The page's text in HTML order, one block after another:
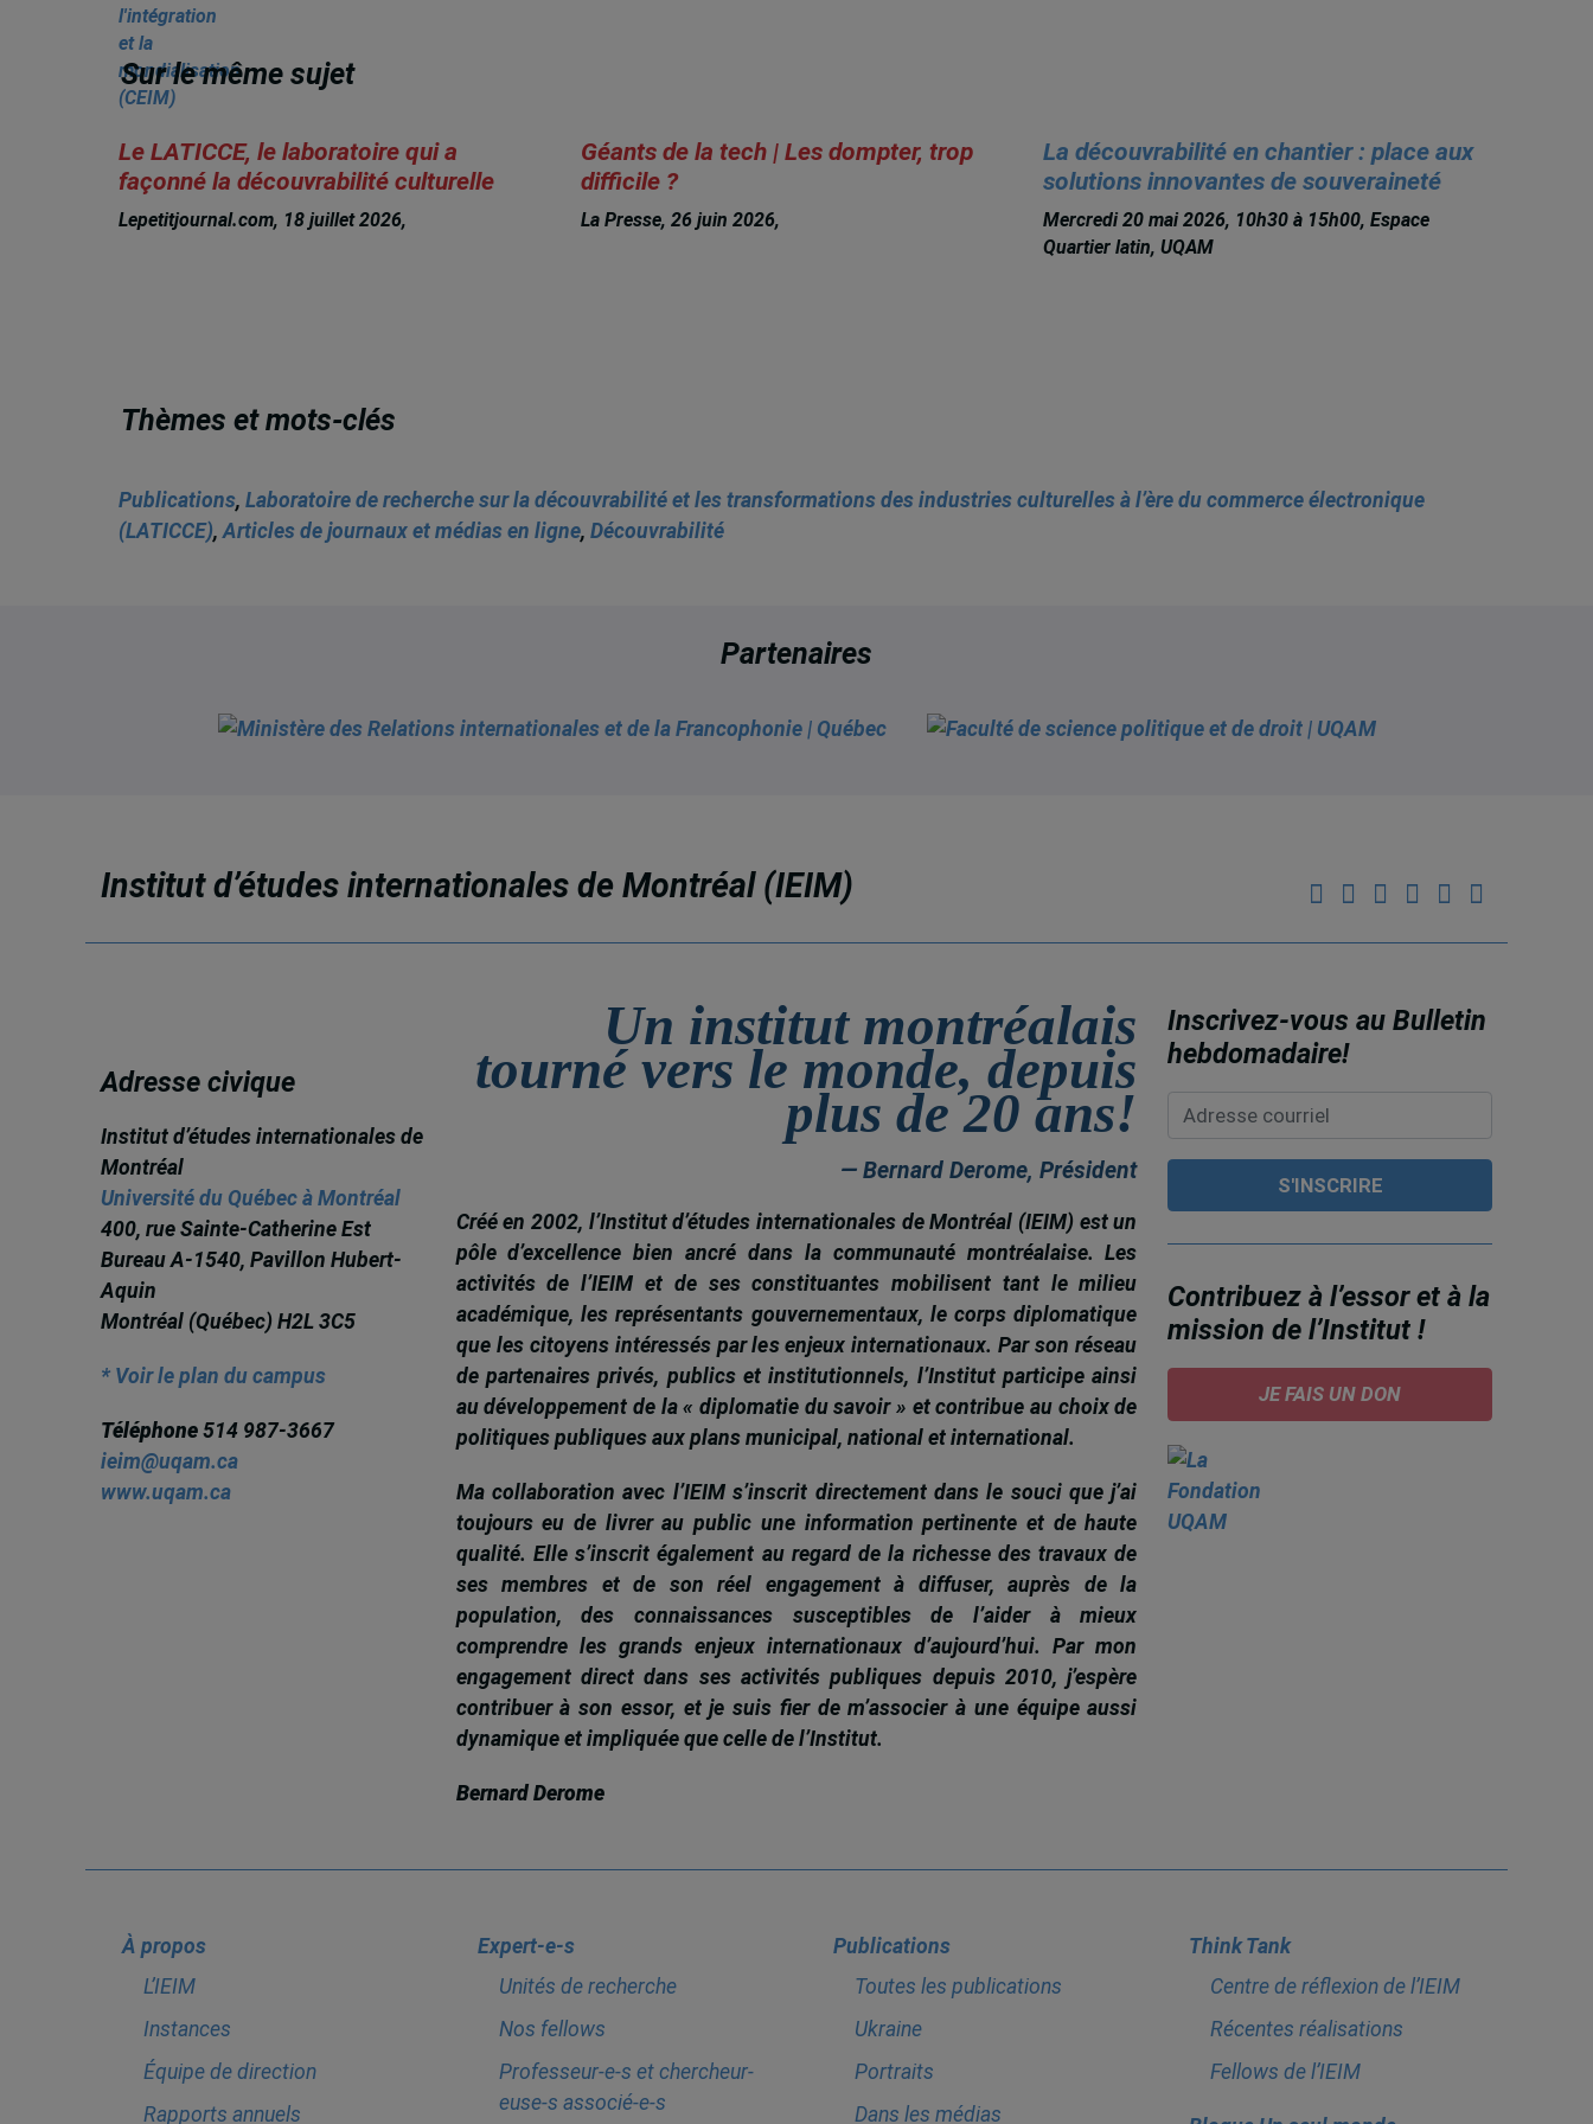
Sur le même sujet
Le LATICCE, le laboratoire qui a
façonné la découvrabilité culturelle
Lepetitjournal.com, 18 juillet 2026,
Géants de la tech | Les dompter, trop
difficile ?
La Presse, 26 juin 2026,
La découvrabilité en chantier : place aux
solutions innovantes de souveraineté
Mercredi 20 mai 2026, 10h30 à 15h00, Espace
Quartier latin, UQAM
Thèmes et mots-clés
Publications, Laboratoire de recherche sur la découvrabilité et les transformations des industries culturelles à l’ère du commerce électronique
(LATICCE), Articles de journaux et médias en ligne, Découvrabilité
Partenaires
Institut d’études internationales de Montréal (IEIM)
Adresse civique
Institut d’études internationales de
Montréal
Université du Québec à Montréal
400, rue Sainte-Catherine Est
Bureau A-1540, Pavillon Hubert-
Aquin
Montréal (Québec) H2L 3C5
* Voir le plan du campus
Téléphone 514 987-3667
ieim@uqam.ca
www.uqam.ca
Un institut montréalais
tourné vers le monde, depuis
plus de 20 ans!
— Bernard Derome, Président
Créé en 2002, l’Institut d’études internationales de Montréal (IEIM) est un
pôle d’excellence bien ancré dans la communauté montréalaise. Les
activités de l’IEIM et de ses constituantes mobilisent tant le milieu
académique, les représentants gouvernementaux, le corps diplomatique
que les citoyens intéressés par les enjeux internationaux. Par son réseau
de partenaires privés, publics et institutionnels, l’Institut participe ainsi
au développement de la « diplomatie du savoir » et contribue au choix de
politiques publiques aux plans municipal, national et international.
Ma collaboration avec l’IEIM s’inscrit directement dans le souci que j’ai
toujours eu de livrer au public une information pertinente et de haute
qualité. Elle s’inscrit également au regard de la richesse des travaux de
ses membres et de son réel engagement à diffuser, auprès de la
population, des connaissances susceptibles de l’aider à mieux
comprendre les grands enjeux internationaux d’aujourd’hui. Par mon
engagement direct dans ses activités publiques depuis 2010, j’espère
contribuer à son essor, et je suis fier de m’associer à une équipe aussi
dynamique et impliquée que celle de l’Institut.
Bernard Derome
Inscrivez-vous au Bulletin
hebdomadaire!
Contribuez à l’essor et à la
mission de l’Institut !
JE FAIS UN DON
À propos
L’IEIM
Instances
Équipe de direction
Rapports annuels
Expert-e-s
Unités de recherche
Nos fellows
Professeur-e-s et chercheur-
euse-s associé-e-s
Publications
Toutes les publications
Ukraine
Portraits
Dans les médias
Think Tank
Centre de réflexion de l’IEIM
Récentes réalisations
Fellows de l’IEIM